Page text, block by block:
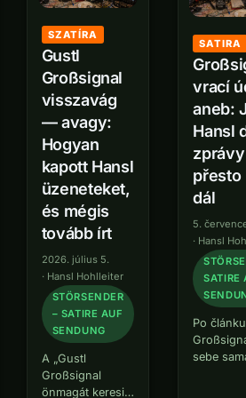
SZATÍRA
Gustl
Großsignal
visszavág
— avagy:
Hogyan
kapott Hansl
üzeneteket,
és mégis
tovább írt
2026. július 5.
· Hansl Hohlleiter
STÖRSENDER
– SATIRE AUF
SENDUNG
A „Gustl
Großsignal
önmagát keresi
SATIRA
vrací
aneb:
Hansl
přesto
dál
5.
· Hansl
SATIRE
Po
sebe